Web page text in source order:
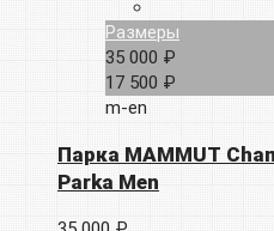
Размеры
35 000 ₽
17 500 ₽
m-en
Парка MAMMUT
Parka Men